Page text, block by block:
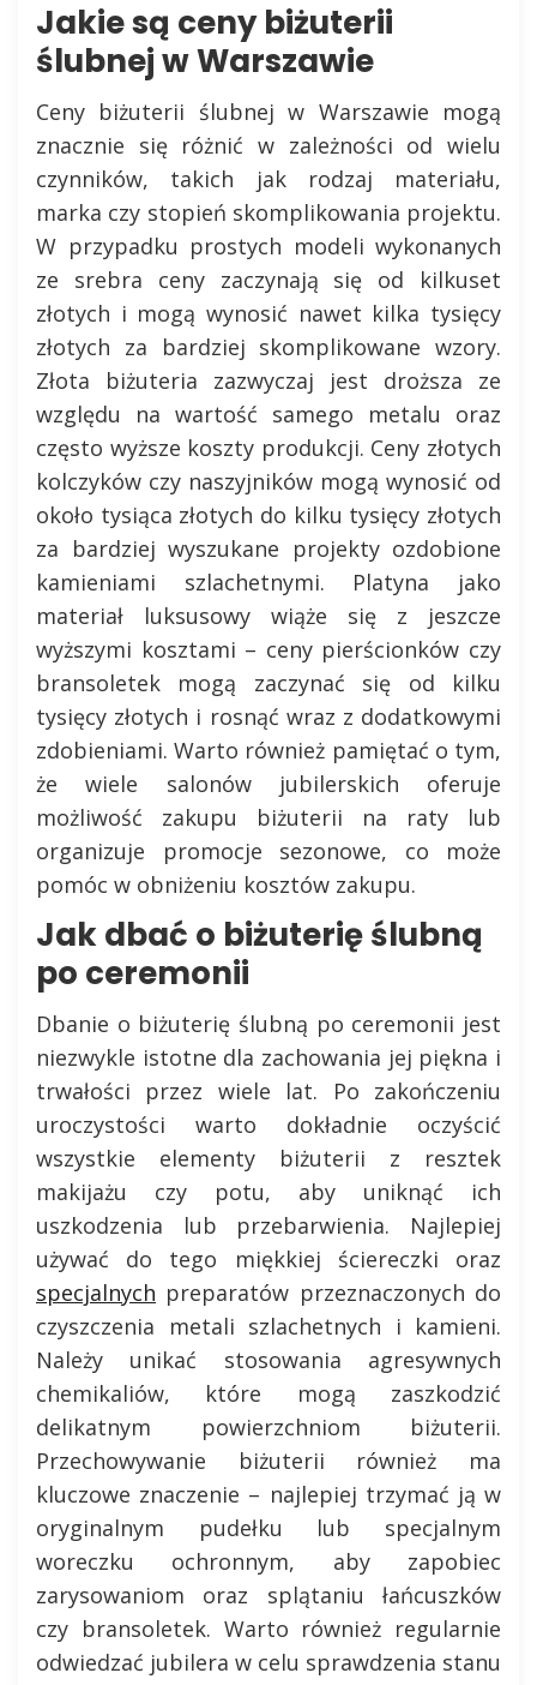
Jakie są ceny biżuterii
ślubnej w Warszawie
Ceny biżuterii ślubnej w Warszawie mogą
znacznie się różnić w zależności od wielu
czynników, takich jak rodzaj materiału,
marka czy stopień skomplikowania projektu.
W przypadku prostych modeli wykonanych
ze srebra ceny zaczynają się od kilkuset
złotych i mogą wynosić nawet kilka tysięcy
złotych za bardziej skomplikowane wzory.
Złota biżuteria zazwyczaj jest droższa ze
względu na wartość samego metalu oraz
często wyższe koszty produkcji. Ceny złotych
kolczyków czy naszyjników mogą wynosić od
około tysiąca złotych do kilku tysięcy złotych
za bardziej wyszukane projekty ozdobione
kamieniami szlachetnymi. Platyna jako
materiał luksusowy wiąże się z jeszcze
wyższymi kosztami – ceny pierścionków czy
bransoletek mogą zaczynać się od kilku
tysięcy złotych i rosnąć wraz z dodatkowymi
zdobieniami. Warto również pamiętać o tym,
że wiele salonów jubilerskich oferuje
możliwość zakupu biżuterii na raty lub
organizuje promocje sezonowe, co może
pomóc w obniżeniu kosztów zakupu.
Jak dbać o biżuterię ślubną
po ceremonii
Dbanie o biżuterię ślubną po ceremonii jest
niezwykle istotne dla zachowania jej piękna i
trwałości przez wiele lat. Po zakończeniu
uroczystości warto dokładnie oczyścić
wszystkie elementy biżuterii z resztek
makijażu czy potu, aby uniknąć ich
uszkodzenia lub przebarwienia. Najlepiej
używać do tego miękkiej ściereczki oraz
specjalnych preparatów przeznaczonych do
czyszczenia metali szlachetnych i kamieni.
Należy unikać stosowania agresywnych
chemikaliów, które mogą zaszkodzić
delikatnym powierzchniom biżuterii.
Przechowywanie biżuterii również ma
kluczowe znaczenie – najlepiej trzymać ją w
oryginalnym pudełku lub specjalnym
woreczku ochronnym, aby zapobiec
zarysowaniom oraz splątaniu łańcuszków
czy bransoletek. Warto również regularnie
odwiedzać jubilera w celu sprawdzenia stanu